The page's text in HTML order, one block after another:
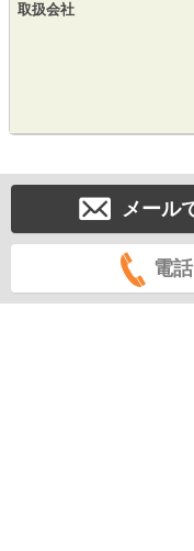
取扱会社
メール
電